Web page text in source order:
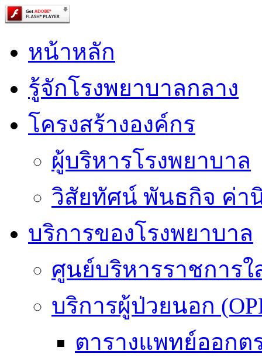
หน้าหลัก
รู้จักโรงพยาบาลกลาง
โครงสร้างองค์กร
ผู้บริหารโรงพยาบาล
วิสัยทัศน์ พันธกิจ ค่า
บริการของโรงพยาบาล
ศูนย์บริหารราชการใ
บริการผู้ป่วยนอก
ตารางแพทย์ออกต